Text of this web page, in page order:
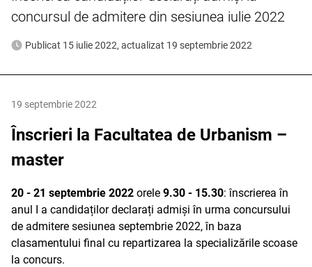
concursul de admitere din sesiunea iulie 2022
Publicat 15 iulie 2022, actualizat 19 septembrie 2022
19 septembrie 2022
Înscrieri la Facultatea de Urbanism –
master
20 - 21 septembrie 2022 orele 9.30 - 15.30: înscrierea în
anul I a candidaților declarați admiși în urma concursului
de admitere sesiunea septembrie 2022, în baza
clasamentului final cu repartizarea la specializările scoase
la concurs.